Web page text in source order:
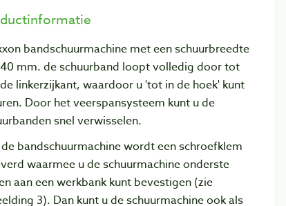
bandschuurmachine met een schuurbreedte
mm. de schuurband loopt volledig door tot
linkerzijkant, waardoor u 'tot in de hoek' kunt
Door het veerspansysteem kunt u de
snel verwisselen.
bandschuurmachine wordt een schroefklem
waarmee u de schuurmachine onderste
aan een werkbank kunt bevestigen (zie
3). Dan kunt u de schuurmachine ook als